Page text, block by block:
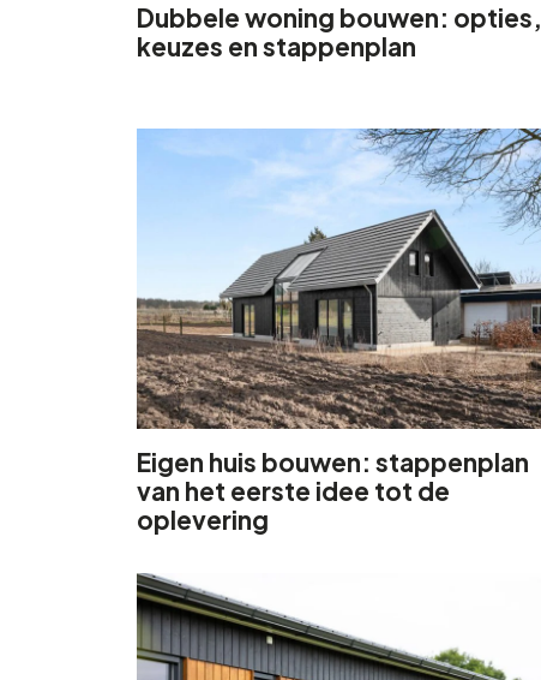
Dubbele woning bouwen: opties,
keuzes en stappenplan
Eigen huis bouwen: stappenplan
van het eerste idee tot de
oplevering